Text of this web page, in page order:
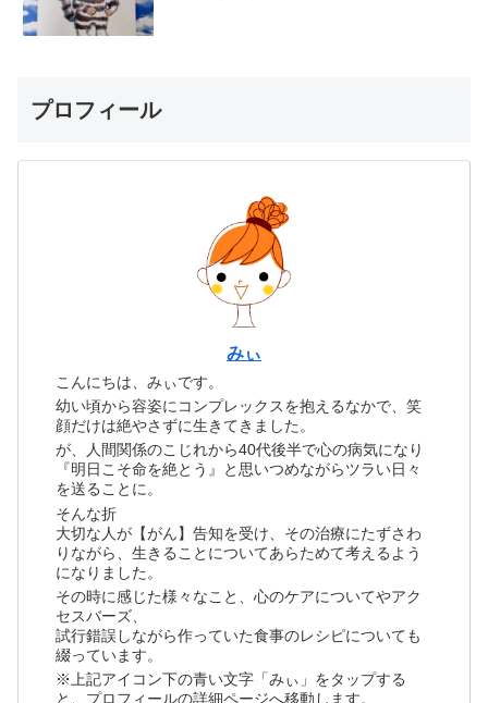
プロフィール
みぃ
こんにちは、みぃです。
幼い頃から容姿にコンプレックスを抱えるなかで、笑
顔だけは絶やさずに生きてきました。
が、人間関係のこじれから40代後半で心の病気になり
『明日こそ命を絶とう』と思いつめながらツラい日々
を送ることに。
そんな折
大切な人が【がん】告知を受け、その治療にたずさわ
りながら、生きることについてあらためて考えるよう
になりました。
その時に感じた様々なこと、心のケアについてやアク
セスバーズ、
試行錯誤しながら作っていた食事のレシピについても
綴っています。
※上記アイコン下の青い文字「みぃ」をタップする
と、プロフィールの詳細ページへ移動します。